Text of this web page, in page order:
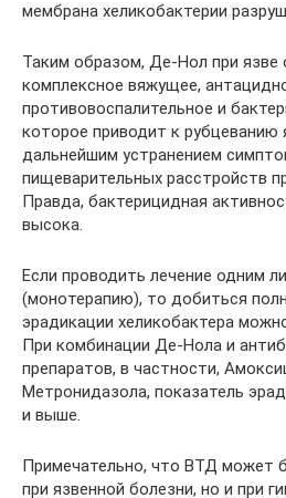
мембрана хеликобактерии
Таким образом, Де-Нол при язве
комплексное вяжущее,
противовоспалительное и
которое приводит к рубцеванию
дальнейшим устранением
пищеварительных расстройств
Правда, бактерицидная
высока.
Если проводить лечение одним
(монотерапию), то добиться
эрадикации хеликобактера
При комбинации Де-Нола и
препаратов, в частности,
Метронидазола, показатель
и выше.
Примечательно, что ВТД может
при язвенной болезни, но и при